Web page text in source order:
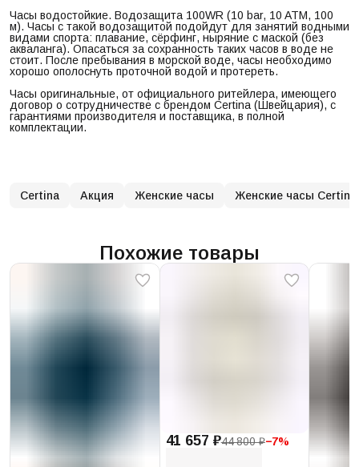
Часы водостойкие. Водозащита 100WR (10 bar, 10 ATM, 100
м). Часы с такой водозащитой подойдут для занятий водными
видами спорта: плавание, сёрфинг, ныряние с маской (без
акваланга). Опасаться за сохранность таких часов в воде не
стоит. После пребывания в морской воде, часы необходимо
хорошо ополоснуть проточной водой и протереть.
Часы оригинальные, от официального ритейлера, имеющего
договор о сотрудничестве с брендом Certina (Швейцария), с
гарантиями производителя и поставщика, в полной
комплектации.
Certina Акция Женские часы Женские часы Certina
Похожие товары
41 657 ₽44 800 ₽−7%